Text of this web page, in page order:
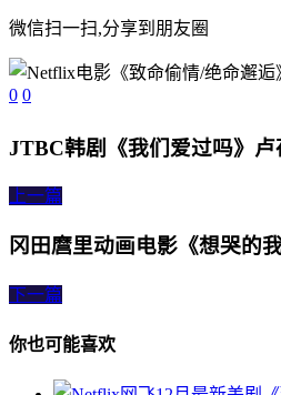
微信扫一扫,分享到朋友圈
0 0
JTBC韩剧《我们爱过吗》卢
上一篇
冈田麿里动画电影《想哭的
下一篇
你也可能喜欢